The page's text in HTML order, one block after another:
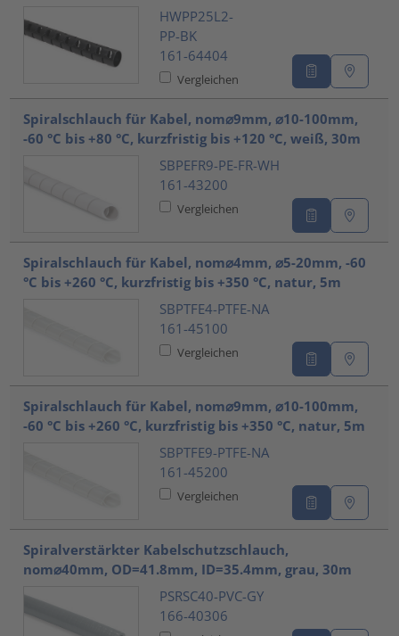
HWPP25L2-
PP-BK
161-64404
Vergleichen
Spiralschlauch für Kabel, nom⌀9mm, ⌀10-100mm,
-60 °C bis +80 °C, kurzfristig bis +120 °C, weiß, 30m
SBPEFR9-PE-FR-WH
161-43200
Vergleichen
Spiralschlauch für Kabel, nom⌀4mm, ⌀5-20mm, -60
°C bis +260 °C, kurzfristig bis +350 °C, natur, 5m
SBPTFE4-PTFE-NA
161-45100
Vergleichen
Spiralschlauch für Kabel, nom⌀9mm, ⌀10-100mm,
-60 °C bis +260 °C, kurzfristig bis +350 °C, natur, 5m
SBPTFE9-PTFE-NA
161-45200
Vergleichen
Spiralverstärkter Kabelschutzschlauch,
nom⌀40mm, OD=41.8mm, ID=35.4mm, grau, 30m
PSRSC40-PVC-GY
166-40306